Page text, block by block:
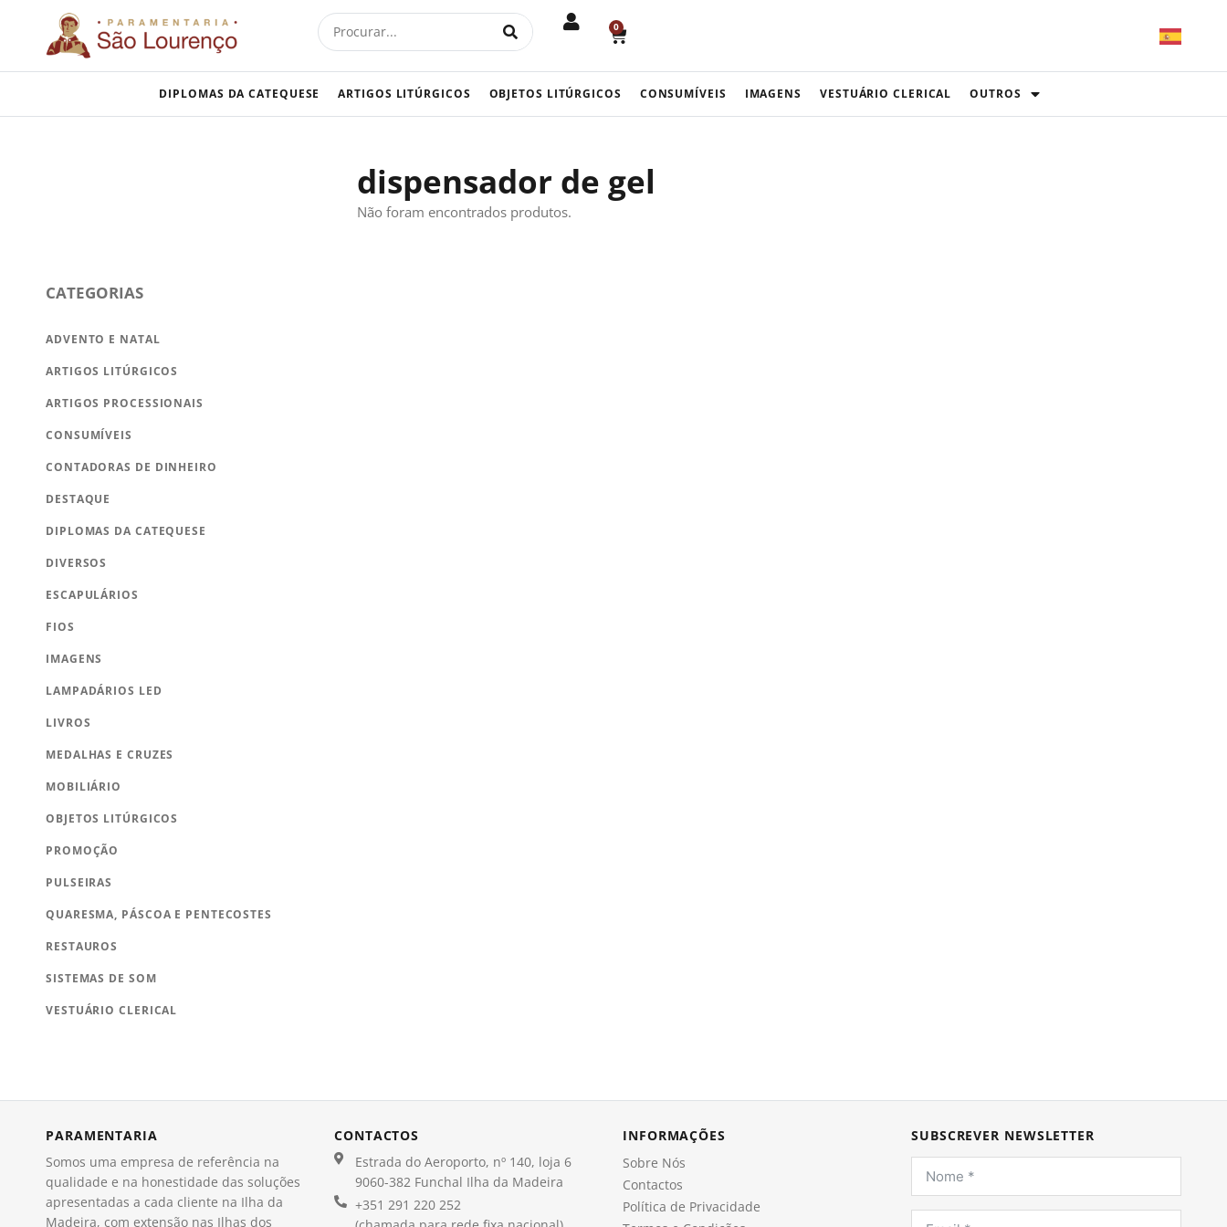
content
Procurar 0
CART
DIPLOMAS DA CATEQUESE ARTIGOS LITÚRGICOS OBJETOS LITÚRGICOS CONSUMÍVEIS IMAGENS VESTUÁRIO CLERICAL OUTROS
CATEGORIAS
ADVENTO E NATAL
ARTIGOS LITÚRGICOS
ARTIGOS PROCESSIONAIS
CONSUMÍVEIS
CONTADORAS DE DINHEIRO
DESTAQUE
DIPLOMAS DA CATEQUESE
DIVERSOS
ESCAPULÁRIOS
FIOS
IMAGENS
LAMPADÁRIOS LED
LIVROS
MEDALHAS E CRUZES
MOBILIÁRIO
OBJETOS LITÚRGICOS
PROMOÇÃO
PULSEIRAS
QUARESMA, PÁSCOA E PENTECOSTES
RESTAUROS
SISTEMAS DE SOM
VESTUÁRIO CLERICAL
dispensador de gel
Não foram encontrados produtos.
PARAMENTARIA
Somos uma empresa de referência na
qualidade e na honestidade das soluções
apresentadas a cada cliente na Ilha da
Madeira, com extensão nas Ilhas dos
CONTACTOS
Estrada do Aeroporto, nº 140, loja 6
9060-382 Funchal Ilha da Madeira
+351 291 220 252
INFORMAÇÕES
Sobre Nós
Contactos
Política de Privacidade
SUBSCREVER NEWSLETTER